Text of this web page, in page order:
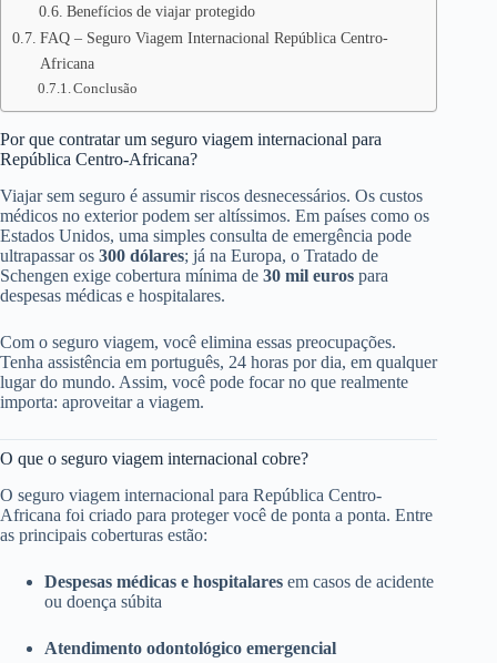
Benefícios de viajar protegido
FAQ – Seguro Viagem Internacional República Centro-
Africana
Conclusão
Por que contratar um seguro viagem internacional para
República Centro-Africana?
Viajar sem seguro é assumir riscos desnecessários. Os custos
médicos no exterior podem ser altíssimos. Em países como os
Estados Unidos, uma simples consulta de emergência pode
ultrapassar os 300 dólares; já na Europa, o Tratado de
Schengen exige cobertura mínima de 30 mil euros para
despesas médicas e hospitalares.
Com o seguro viagem, você elimina essas preocupações.
Tenha assistência em português, 24 horas por dia, em qualquer
lugar do mundo. Assim, você pode focar no que realmente
importa: aproveitar a viagem.
O que o seguro viagem internacional cobre?
O seguro viagem internacional para República Centro-
Africana foi criado para proteger você de ponta a ponta. Entre
as principais coberturas estão:
Despesas médicas e hospitalares em casos de acidente
ou doença súbita
Atendimento odontológico emergencial